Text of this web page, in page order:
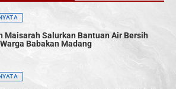
Maisarah Salurkan Bantuan Air Bersih
Babakan Madang